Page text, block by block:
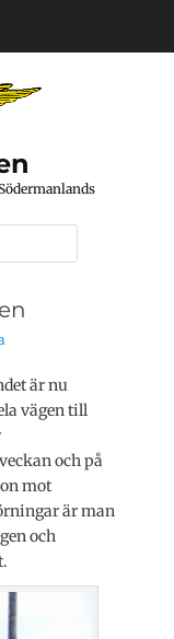
är nu
vägen till
och på
mot
är man
och